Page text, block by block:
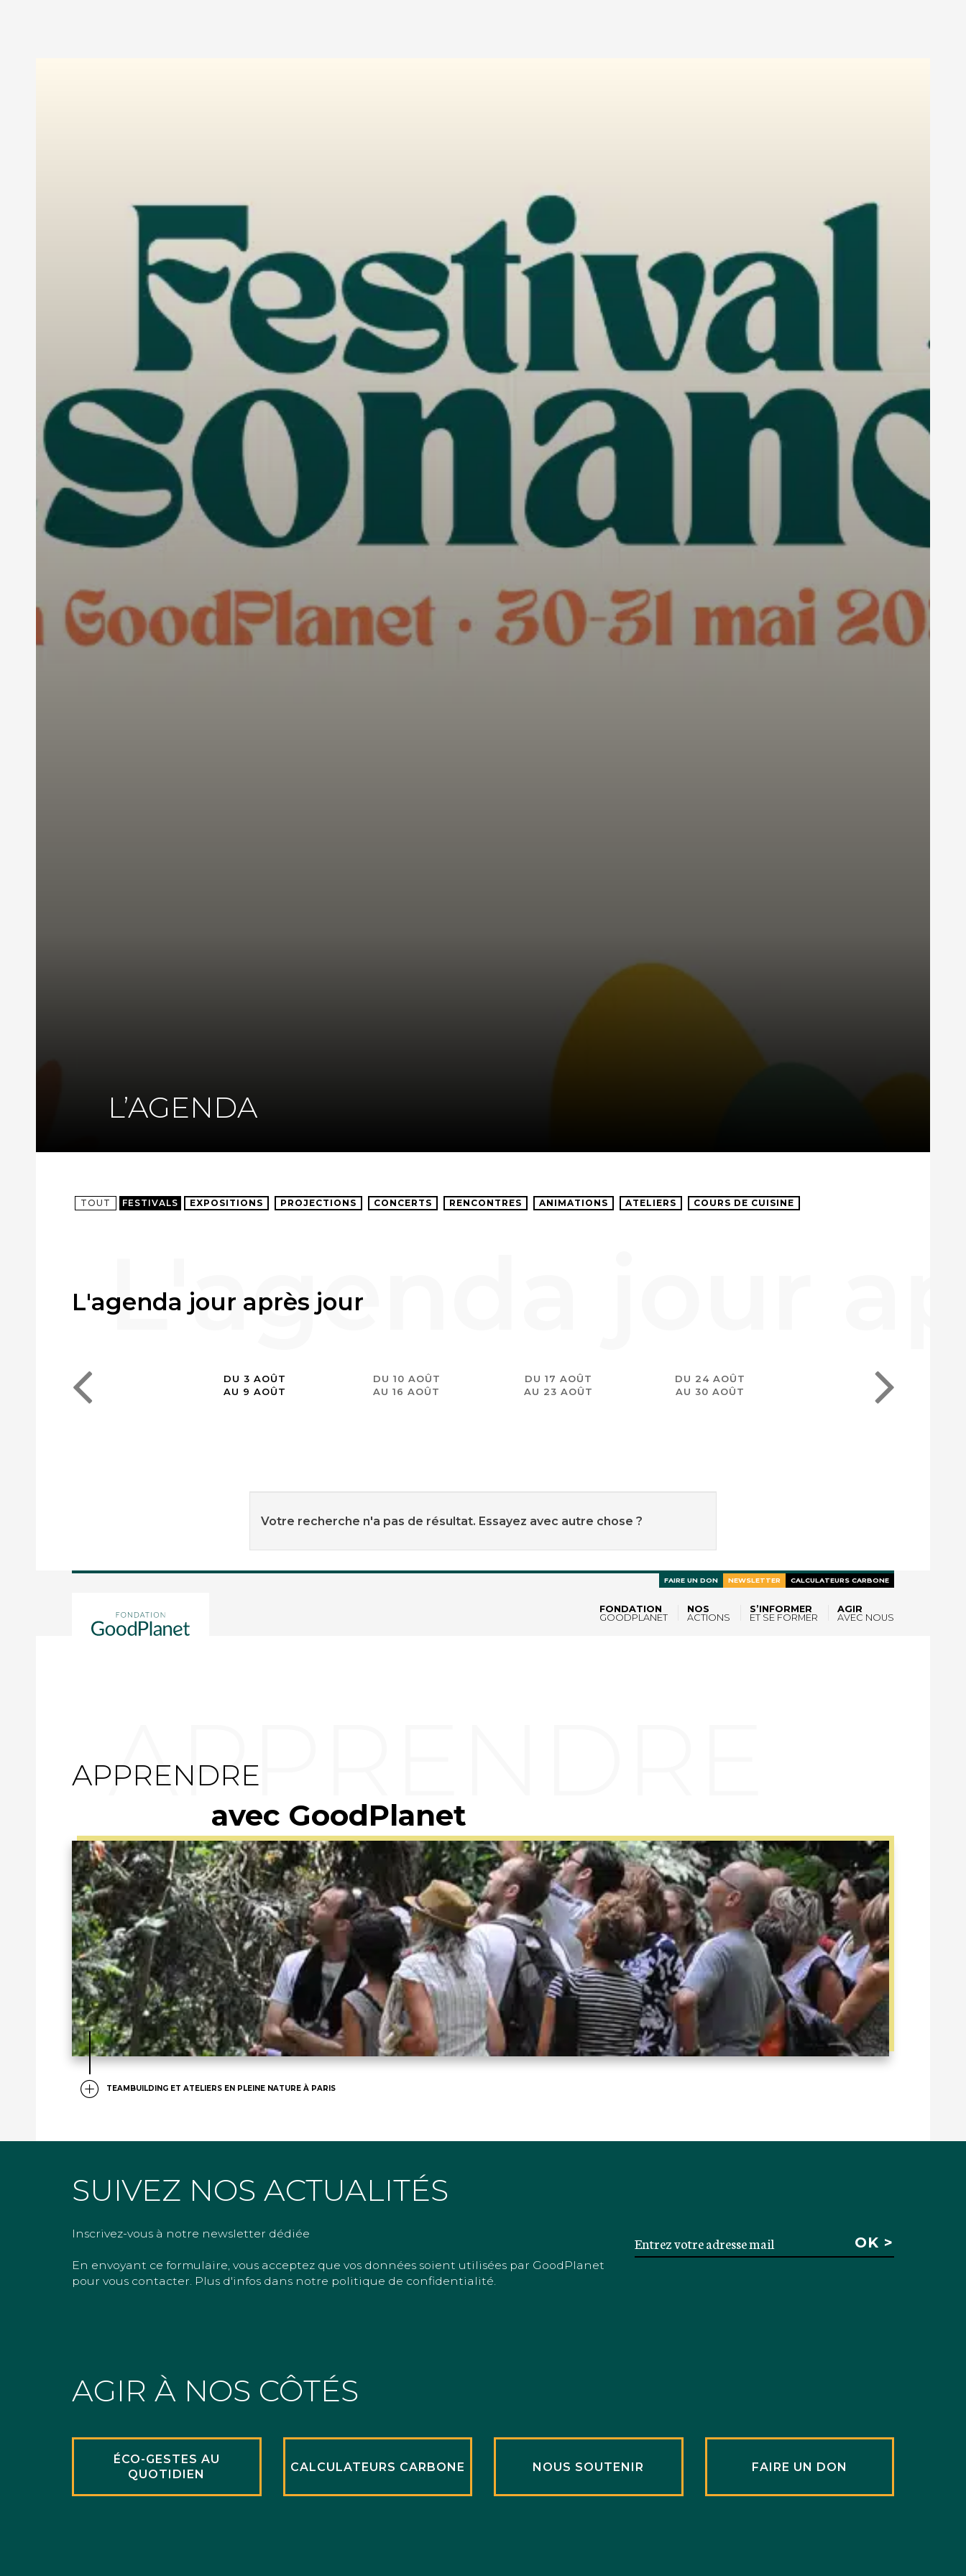
FONDATION
GOODPLANET
NOS
ACTIONS
S’INFORMER
ET SE FORMER
AGIR
AVEC NOUS
FAIRE UN DON NEWSLETTER CALCULATEURS CARBONE
L’AGENDA
TOUT FESTIVALS EXPOSITIONS PROJECTIONS CONCERTS RENCONTRES ANIMATIONS ATELIERS COURS DE CUISINE
L'agenda jour après jour
DU 3 AOÛT
AU 9 AOÛT
DU 10 AOÛT
AU 16 AOÛT
DU 17 AOÛT
AU 23 AOÛT
DU 24 AOÛT
AU 30 AOÛT
Votre recherche n'a pas de résultat. Essayez avec autre chose ?
APPRENDRE
avec GoodPlanet
TEAMBUILDING ET ATELIERS EN PLEINE NATURE À PARIS
SUIVEZ NOS ACTUALITÉS
Inscrivez-vous à notre newsletter dédiée
En envoyant ce formulaire, vous acceptez que vos données soient utilisées par GoodPlanet
pour vous contacter. Plus d'infos dans notre politique de confidentialité.
AGIR À NOS CÔTÉS
ÉCO-GESTES AU
QUOTIDIEN
CALCULATEURS CARBONE NOUS SOUTENIR FAIRE UN DON